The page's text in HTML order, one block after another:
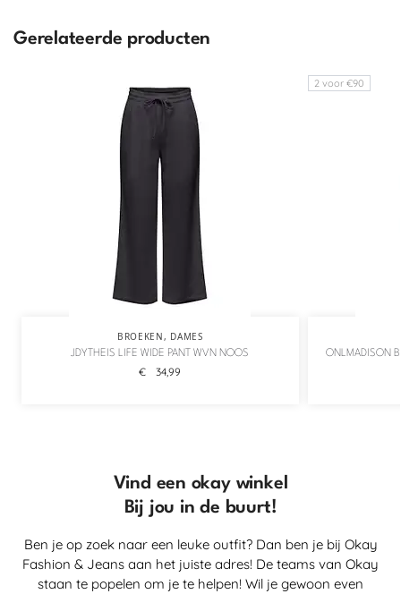
Gerelateerde producten
BROEKEN, DAMES
JDYTHEIS LIFE WIDE PANT WVN NOOS
€ 34,99
2 voor €90
ONLMADISON
Vind een okay winkel
Bij jou in de buurt!
Ben je op zoek naar een leuke outfit? Dan ben je bij Okay
Fashion & Jeans aan het juiste adres! De teams van Okay
staan te popelen om je te helpen! Wil je gewoon even